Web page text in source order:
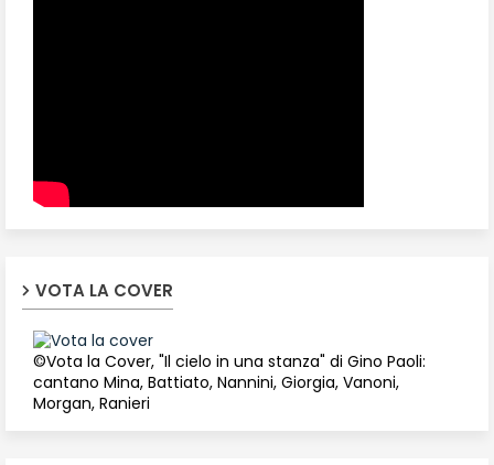
VOTA LA COVER
©Vota la Cover, "Il cielo in una stanza" di Gino Paoli:
cantano Mina, Battiato, Nannini, Giorgia, Vanoni,
Morgan, Ranieri